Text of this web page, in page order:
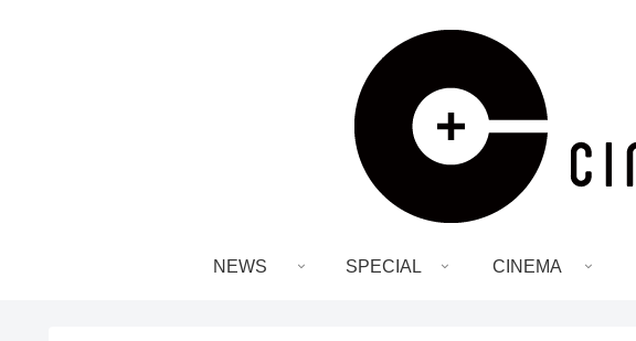
NEWS SPECIAL CINEMA